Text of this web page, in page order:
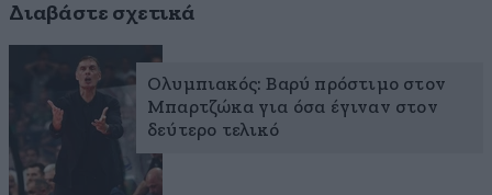
Διαβάστε σχετικά
Ολυμπιακός: Βαρύ πρόστιμο στον
Μπαρτζώκα για όσα έγιναν στον
δεύτερο τελικό